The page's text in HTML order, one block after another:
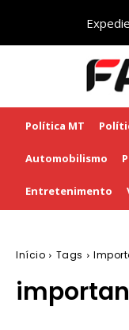
Política MT
Automobilismo
Entretenimento
Início Tags